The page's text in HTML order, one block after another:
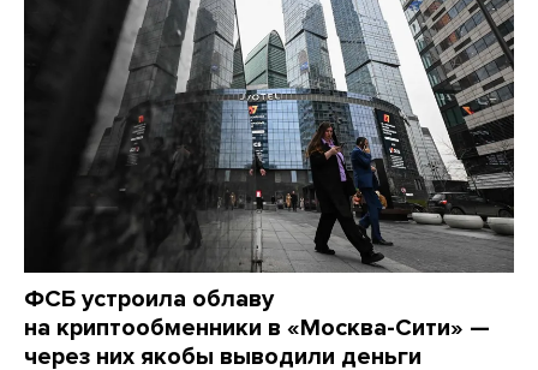
ФСБ устроила облаву
на криптообменники в «Москва-Сити» —
через них якобы выводили деньги